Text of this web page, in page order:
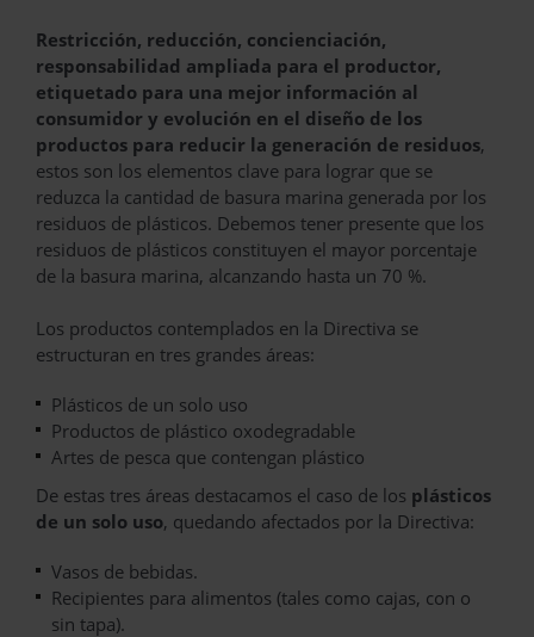
Restricción, reducción, concienciación,
responsabilidad ampliada para el productor,
etiquetado para una mejor información al
consumidor y evolución en el diseño de los
productos para reducir la generación de residuos,
estos son los elementos clave para lograr que se
reduzca la cantidad de basura marina generada por los
residuos de plásticos. Debemos tener presente que los
residuos de plásticos constituyen el mayor porcentaje
de la basura marina, alcanzando hasta un 70 %.
Los productos contemplados en la Directiva se
estructuran en tres grandes áreas:
Plásticos de un solo uso
Productos de plástico oxodegradable
Artes de pesca que contengan plástico
De estas tres áreas destacamos el caso de los plásticos
de un solo uso, quedando afectados por la Directiva:
Vasos de bebidas.
Recipientes para alimentos (tales como cajas, con o
sin tapa).